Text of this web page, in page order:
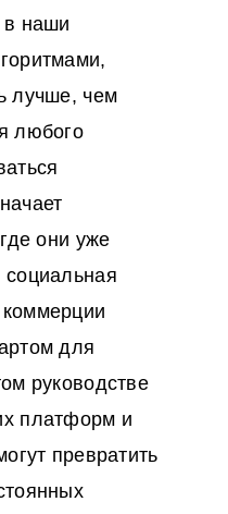
в наши
лучше, чем
любого
они уже
социальная
для
руководстве
платформ и
превратить